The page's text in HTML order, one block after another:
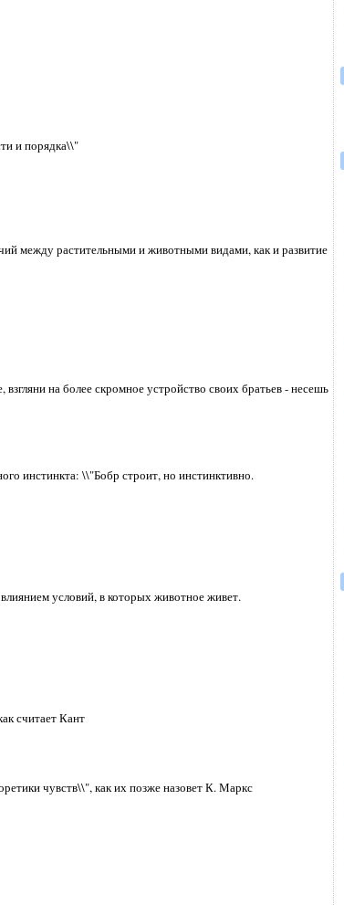
и порядка\\"
между растительными и животными видами, как и развитие
на более скромное устройство своих братьев - несешь
инстинкта: \\"Бобр строит, но инстинктивно.
условий, в которых животное живет.
считает Кант
чувств\\", как их позже назовет К. Маркс